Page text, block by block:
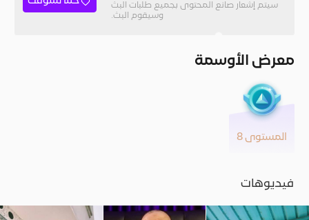
سيتم إشعار صانع المحتوى بجميع طلبات البث
وسيقوم البث.
معرض الأوسمة
المستوى 8
فيديوهات